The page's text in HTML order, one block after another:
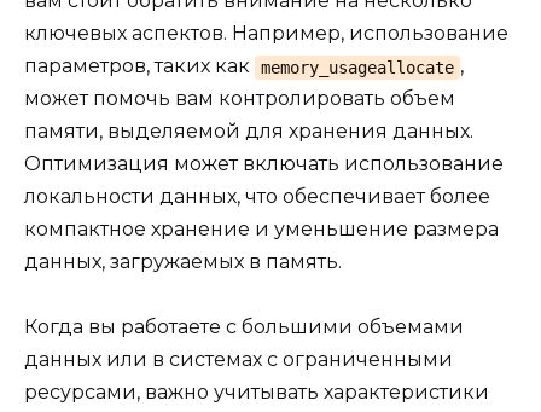
ключевых аспектов. Например, использование
параметров, таких как
memory_usageallocate ,
может помочь вам контролировать объем
памяти, выделяемой для хранения данных.
Оптимизация может включать использование
локальности данных, что обеспечивает более
компактное хранение и уменьшение размера
данных, загружаемых в память.
Когда вы работаете с большими объемами
данных или в системах с ограниченными
ресурсами, важно учитывать характеристики